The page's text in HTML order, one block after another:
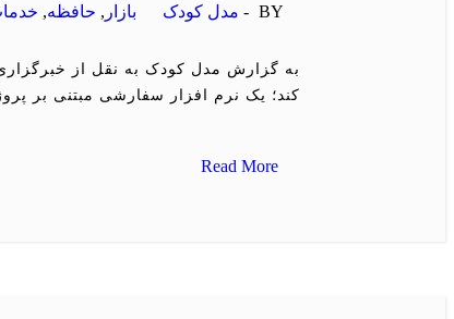
BY - مدل کودک بازار , حافظه,
کند؛ یک نرم افزار سفارشی مبتنی بر
Read More